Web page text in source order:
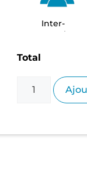
Inter-
entreprise
Total